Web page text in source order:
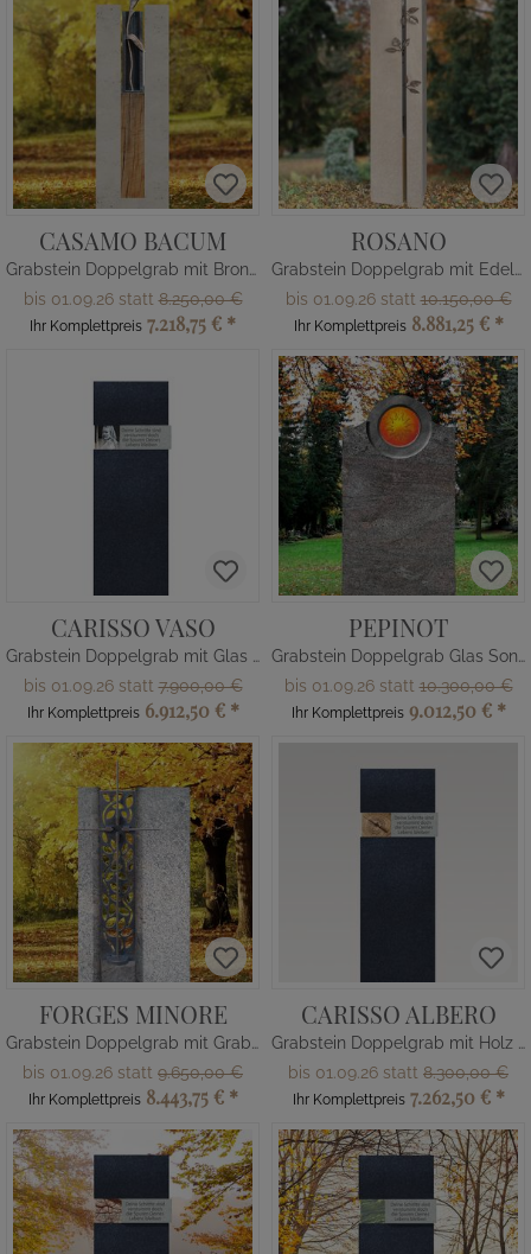
CASAMO BACUM
Grabstein Doppelgrab mit Bronze Calla & Holz
bis 01.09.26 statt8.250,00 €
Ihr Komplettpreis 7.218,75 € *
ROSANO
Grabstein Doppelgrab mit Edelstahl
bis 01.09.26 statt10.150,00 €
Ihr Komplettpreis 8.881,25 € *
CARISSO VASO
Grabstein Doppelgrab mit Glas Foto
bis 01.09.26 statt7.900,00 €
Ihr Komplettpreis 6.912,50 € *
PEPINOT
Grabstein Doppelgrab Glas Sonne
bis 01.09.26 statt10.300,00 €
Ihr Komplettpreis 9.012,50 € *
FORGES MINORE
Grabstein Doppelgrab mit Grabkreuz
bis 01.09.26 statt 9.650,00 €
Ihr Komplettpreis 8.443,75 € *
CARISSO ALBERO
Grabstein Doppelgrab mit Holz Ornament
bis 01.09.26 statt 8.300,00 €
Ihr Komplettpreis 7.262,50 € *